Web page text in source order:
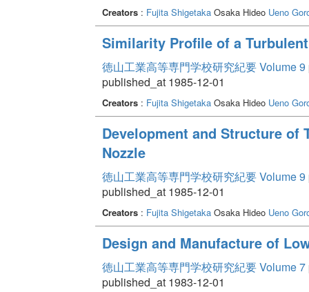
Creators: Fujita ShigetakaOsaka Hideo Ueno
Similarity Profile of a
徳山工業高等専門学校研究紀要 Volume 9
published_at 1985-12-01
Creators: Fujita ShigetakaOsaka Hideo Ueno
Development and Structure
Nozzle
徳山工業高等専門学校研究紀要 Volume 9
published_at 1985-12-01
Creators: Fujita ShigetakaOsaka Hideo Ueno
Design and Manufacture of
徳山工業高等専門学校研究紀要 Volume 7
published_at 1983-12-01